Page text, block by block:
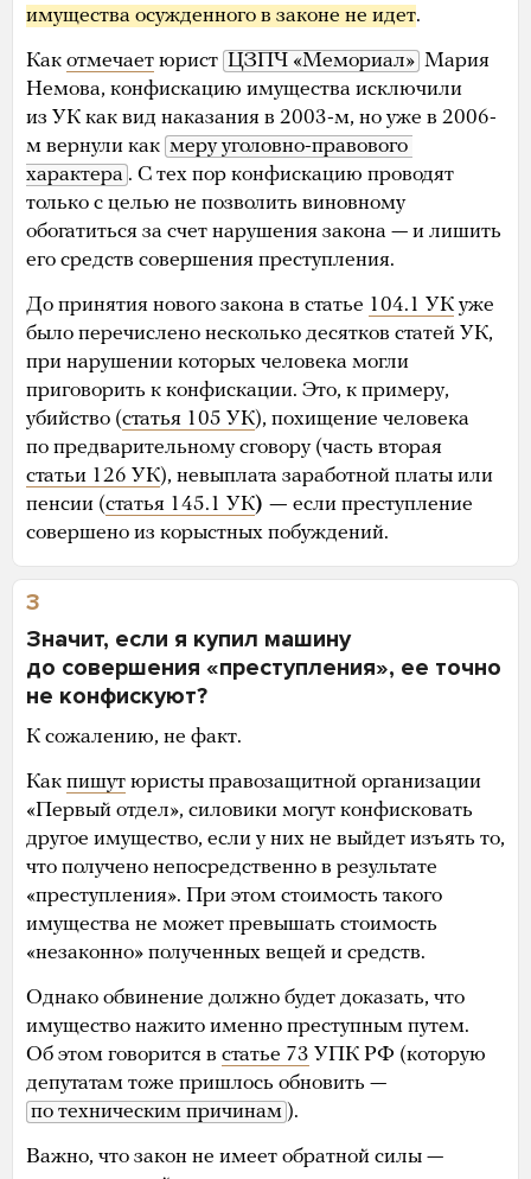
имущества осужденного в законе не идет.
Как отмечает юрист ЦЗПЧ «Мемориал» Мария
Немова, конфискацию имущества исключили
из УК как вид наказания в 2003-м, но уже в 2006-
м вернули как меру уголовно-правового
характера . С тех пор конфискацию проводят
только с целью не позволить виновному
обогатиться за счет нарушения закона — и лишить
его средств совершения преступления.
До принятия нового закона в статье 104.1 УК уже
было перечислено несколько десятков статей УК,
при нарушении которых человека могли
приговорить к конфискации. Это, к примеру,
убийство (статья 105 УК), похищение человека
по предварительному сговору (часть вторая
статьи 126 УК), невыплата заработной платы или
пенсии (статья 145.1 УК) — если преступление
совершено из корыстных побуждений.
3
Значит, если я купил машину
до совершения «преступления», ее точно
не конфискуют?
К сожалению, не факт.
Как пишут юристы правозащитной организации
«Первый отдел», силовики могут конфисковать
другое имущество, если у них не выйдет изъять то,
что получено непосредственно в результате
«преступления». При этом стоимость такого
имущества не может превышать стоимость
«незаконно» полученных вещей и средств.
Однако обвинение должно будет доказать, что
имущество нажито именно преступным путем.
Об этом говорится в статье 73 УПК РФ (которую
депутатам тоже пришлось обновить —
по техническим причинам ).
Важно, что закон не имеет обратной силы —